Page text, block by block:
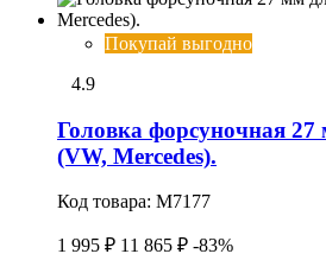
Покупай выгодно
4.9
Головка фоpсуночная 27
(VW, Mercedes).
Код товара: M7177
1 995 ₽ 11 865 ₽ -83%